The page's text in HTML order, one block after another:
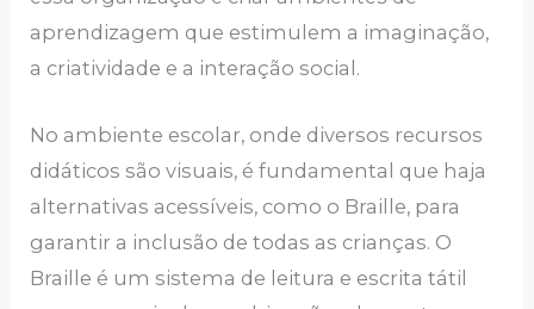
aprendizagem que estimulem a imaginação,
a criatividade e a interação social.
No ambiente escolar, onde diversos recursos
didáticos são visuais, é fundamental que haja
alternativas acessíveis, como o Braille, para
garantir a inclusão de todas as crianças. O
Braille é um sistema de leitura e escrita tátil